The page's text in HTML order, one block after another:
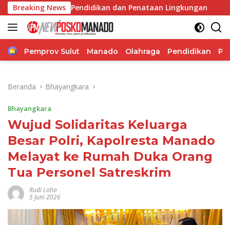
Langsung
ke
konten
Breaking News
Pendidikan dan Penataan Lingkungan Dua Kepala
Home
Pemprov Sulut Manado Olahraga Pendidikan
Beranda Bhayangkara
Bhayangkara
Wujud Solidaritas Keluarga
Besar Polri, Kapolresta Manado
Melayat ke Rumah Duka Orang
Tua Personel Satreskrim
Rudi Loho
5 Juni 2026